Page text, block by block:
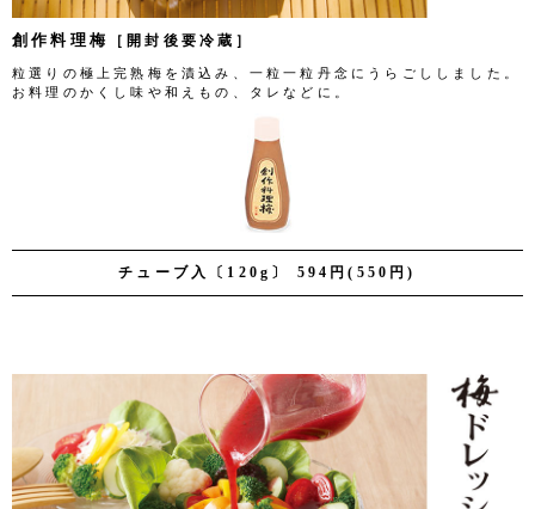
チューブ入〔120g〕 594円(550円)
創作料理梅 ［開封後要冷蔵］
粒選りの極上完熟梅を漬込み、一粒一粒丹念にうらごししました。
お料理のかくし味や和えもの、タレなどに。